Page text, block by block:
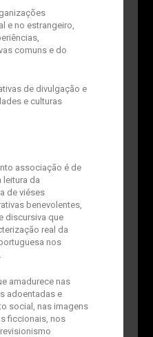
e no estrangeiro,
comuns e do
de divulgação e
e culturas
associação é de
leitura da
de viéses
benevolentes,
discursiva que
real da
nos
amadurece nas
adoentadas e
social, nas imagens
ficcionais, nos